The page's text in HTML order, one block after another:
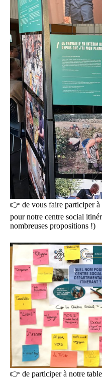
👉 de vous faire participer à
pour notre centre social
nombreuses propositions !)
👉 de participer à notre